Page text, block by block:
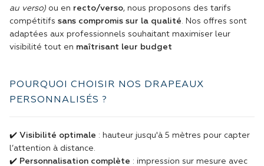
au verso) ou en recto/verso, nous proposons des tarifs
compétitifs sans compromis sur la qualité. Nos offres sont
adaptées aux professionnels souhaitant maximiser leur
visibilité tout en maîtrisant leur budget
POURQUOI CHOISIR NOS DRAPEAUX
PERSONNALISÉS ?
✔️ Visibilité optimale : hauteur jusqu'à 5 mètres pour capter
l’attention à distance.
✔️ Personnalisation complète : impression sur mesure avec